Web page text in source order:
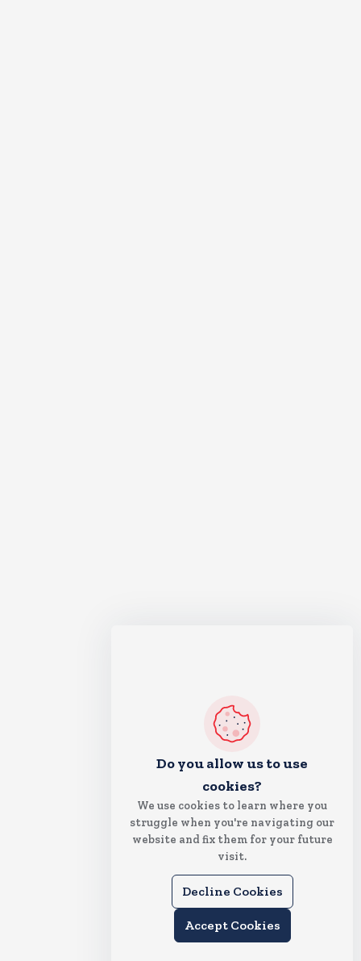
Do you allow us to use
cookies?
We use cookies to learn where you
struggle when you're navigating our
website and fix them for your future
visit.
Decline Cookies
Accept Cookies